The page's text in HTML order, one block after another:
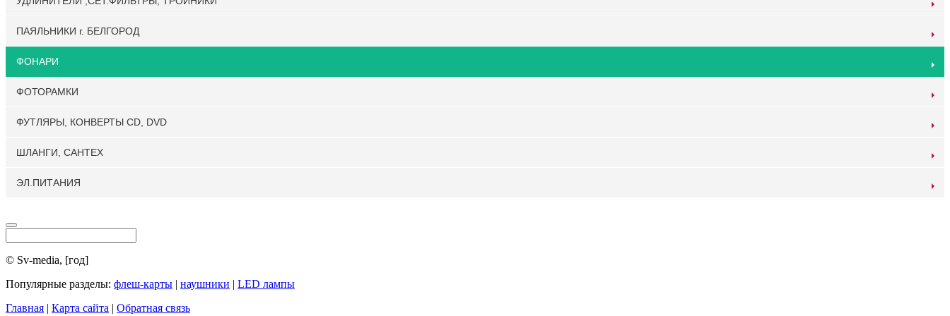
ПАЯЛЬНИКИ г. БЕЛГОРОД
ФОНАРИ
ФОТОРАМКИ
ФУТЛЯРЫ, КОНВЕРТЫ CD, DVD
ШЛАНГИ, САНТЕХ
ЭЛ.ПИТАНИЯ
© Sv-media, [год]
Популярные разделы: флеш-карты | наушники | LED лампы
Главная | Карта сайта | Обратная связь